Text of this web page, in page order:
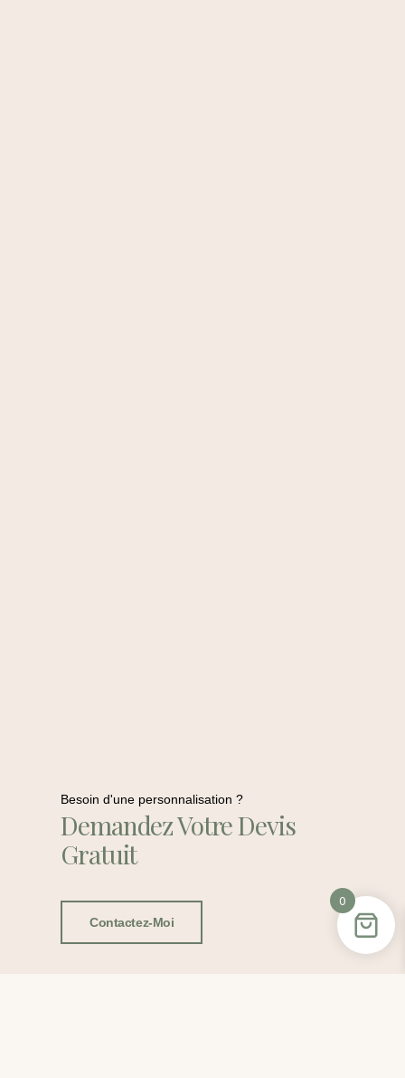
Besoin d'une personnalisation ?
Demandez Votre Devis
Gratuit
Contactez-Moi
0